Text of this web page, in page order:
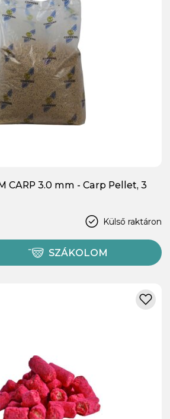
CARP 3.0 mm - Carp Pellet, 3
Külső raktáron
SZÁKOLOM